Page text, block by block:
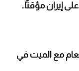
إيران مؤقتًا..
مع الميت في